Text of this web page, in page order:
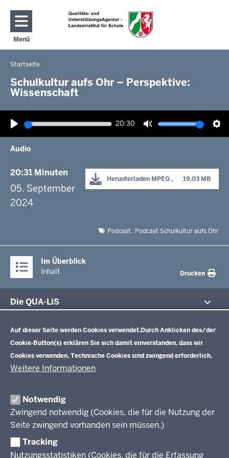
Auf dieser Seite werden Cookies verwendet.Durch Anklicken des/der
Cookie-Button(s) erklären Sie sich damit einverstanden, dass wir
Cookies verwenden. Technische Cookies sind zwingend erforderlich.
Weitere Informationen
Notwendig
Zwingend notwendig (Cookies, die für die Nutzung der
Seite zwingend vorhanden sein müssen.)
Tracking
Nutzungsstatistiken (Cookies, die für die Erfassung
Direkt zum Inhalt
Menü
Navigation aktivieren/deaktivieren: Hauptmenü
Sie
befinden
sich
Startseite
Schulkultur aufs Ohr – Perspektive:
Wissenschaft
Wiedergabe
20:30
Ton
Audio
Herunterladen MPEG
      19.03 MB
20:31 Minuten
05. September
2024
Podcast Podcast Schulkultur aufs Ohr
Im Überblick
Inhalt
Drucken
Die QUA-LiS
Veröffentlichungen
Leitbild
Stellenangebote
Über uns
Schulentwicklung NRW
Schulentwicklung
Unterricht
Professionalisierung
Standardsicherung NRW
Berufsbildung NRW
Erwachsenenbildung